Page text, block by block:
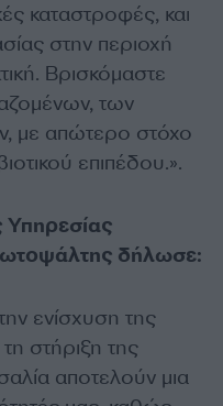
καταστροφές, και
στην περιοχή
Βρισκόμαστε
των
με απώτερο στόχο
επιπέδου.».
Υπηρεσίας
δήλωσε:
ενίσχυση της
στήριξη της
αποτελούν μια